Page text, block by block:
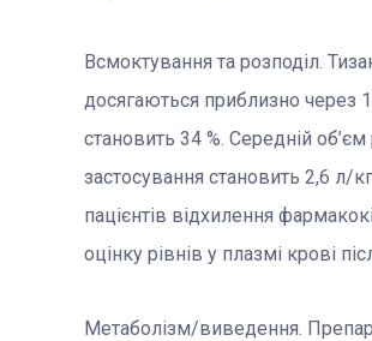
Всмоктування та розподіл.
досягаються приблизно через
становить 34 %. Середній
застосування становить 2,6 л/
пацієнтів відхилення
оцінку рівнів у плазмі крові
Метаболізм/виведення.